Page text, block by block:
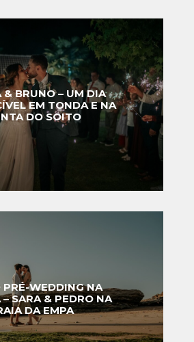
& BRUNO – UM DIA
EM TONDA E NA
DO SOITO
PRÉ-WEDDING NA
– SARA & PEDRO NA
DA EMPA